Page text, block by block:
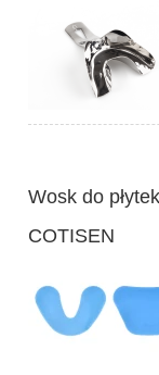
Wosk do
COTISEN